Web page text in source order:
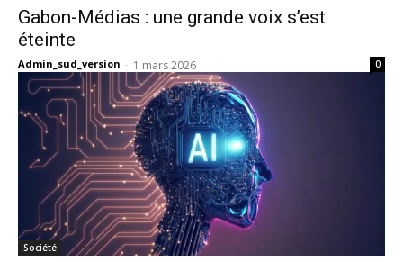
Gabon-Médias : une grande voix s’est
éteinte
Admin_sud_version - 1 mars 2026 0
Société